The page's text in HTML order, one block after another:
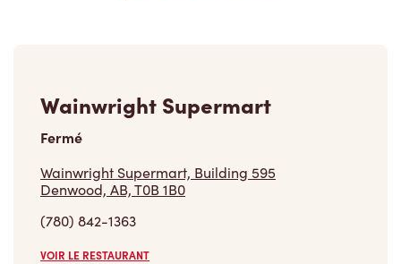
Wainwright Supermart
Fermé
Wainwright Supermart, Building 595
Denwood, AB, T0B 1B0
(780) 842-1363
VOIR LE RESTAURANT